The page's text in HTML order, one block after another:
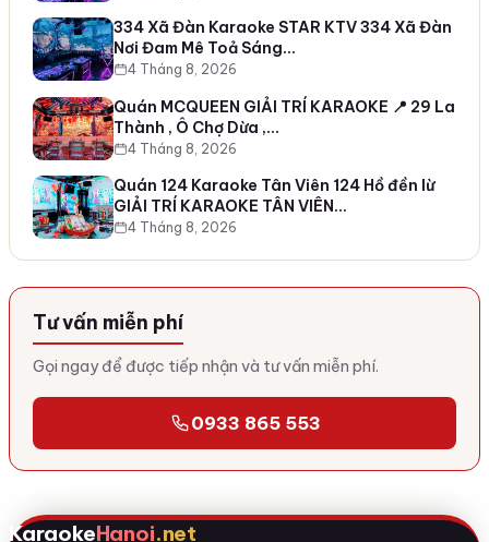
334 Xã Đàn Karaoke STAR KTV 334 Xã Đàn
Nơi Đam Mê Toả Sáng…
4 Tháng 8, 2026
Quán MCQUEEN GIẢI TRÍ KARAOKE 📍 29 La
Thành , Ô Chợ Dừa ,…
4 Tháng 8, 2026
Quán 124 Karaoke Tân Viên 124 Hồ đền lừ
GIẢI TRÍ KARAOKE TÂN VIÊN…
4 Tháng 8, 2026
Tư vấn miễn phí
Gọi ngay để được tiếp nhận và tư vấn miễn phí.
0933 865 553
KaraokeHanoi.net